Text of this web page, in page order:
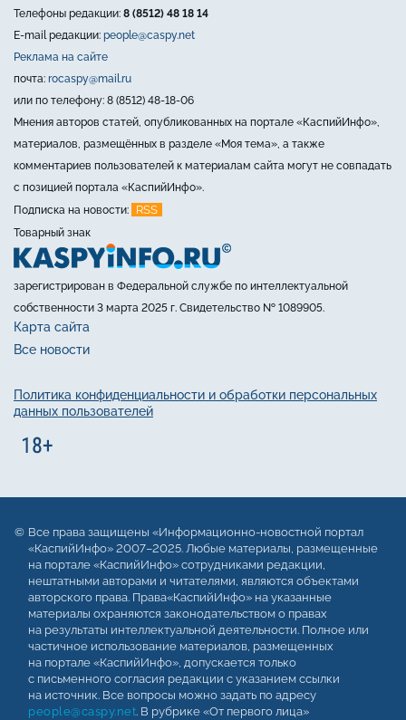
Телефоны редакции: 8 (8512) 48 18 14
E-mail редакции: people@caspy.net
Реклама на сайте
почта: rocaspy@mail.ru
или по телефону: 8 (8512) 48-18-06
Мнения авторов статей, опубликованных на портале «КаспийИнфо»,
материалов, размещённых в разделе «Моя тема», а также
комментариев пользователей к материалам сайта могут не совпадать
с позицией портала «КаспийИнфо».
Подписка на новости:
RSS
Товарный знак
зарегистрирован в Федеральной службе по интеллектуальной
собственности 3 марта 2025 г. Свидетельство № 1089905.
Карта сайта
Все новости
Политика конфиденциальности и обработки персональных
данных пользователей
Все права защищены «Информационно-новостной портал
«КаспийИнфо» 2007–2025. Любые материалы, размещенные
на портале «КаспийИнфо» сотрудниками редакции,
нештатными авторами и читателями, являются объектами
авторского права. Права«КаспийИнфо» на указанные
материалы охраняются законодательством о правах
на результаты интеллектуальной деятельности. Полное или
частичное использование материалов, размещенных
на портале «КаспийИнфо», допускается только
с письменного согласия редакции с указанием ссылки
на источник. Все вопросы можно задать по адресу
people@caspy.net. В рубрике «От первого лица»